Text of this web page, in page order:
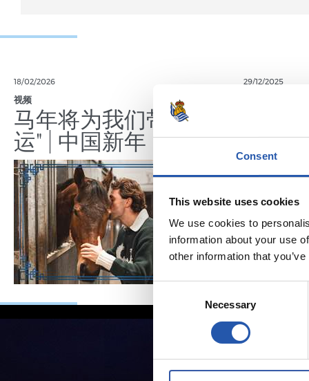
Consent
This website uses cookies
We use cookies to
information about your use
other information that
Selection
Necessary
18/02/2026
视频
马年将为我们带来好
运" | 中国新年
29/12/2025